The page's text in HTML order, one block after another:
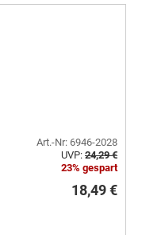
Art.-Nr: 6946-2028
UVP: 24,29 €
23% gespart
18,49 €